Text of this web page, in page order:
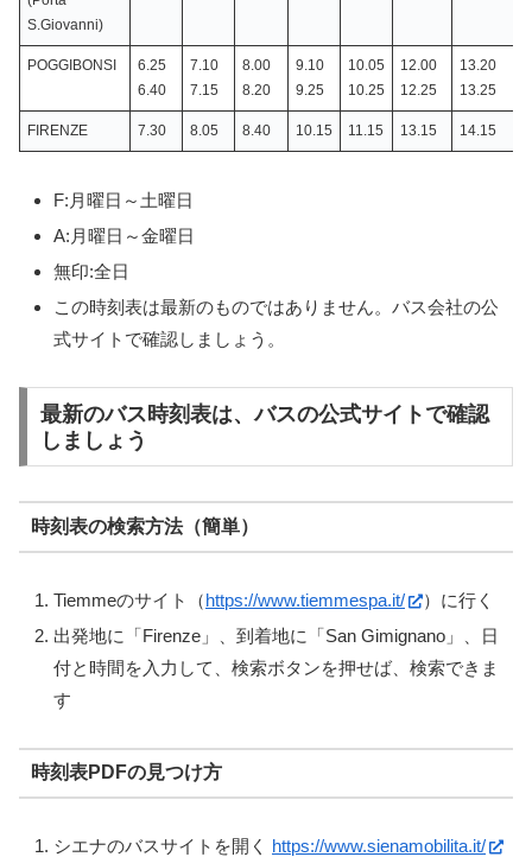
S.Giovanni)
POGGIBONSI
6.25
6.40
7.10
7.15
8.00
8.20
9.10
9.25
10.05
10.25
12.00
12.25
13.20
13.25
FIRENZE 7.30 8.05 8.40 10.15 11.15 13.15 14.15
F:月曜日～土曜日
A:月曜日～金曜日
無印:全日
この時刻表は最新のものではありません。バス会社の公
式サイトで確認しましょう。
最新のバス時刻表は、バスの公式サイトで確認
しましょう
時刻表の検索方法（簡単）
Tiemmeのサイト（https://www.tiemmespa.it/
）に行く
出発地に「Firenze」、到着地に「San Gimignano」、日
付と時間を入力して、検索ボタンを押せば、検索できま
す
時刻表PDFの見つけ方
シエナのバスサイトを開く https://www.sienamobilita.it/